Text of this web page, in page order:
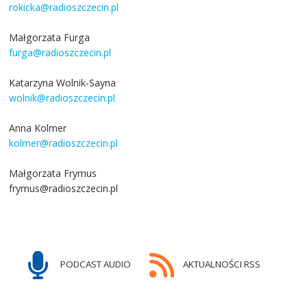
rokicka@radioszczecin.pl
Małgorzata Furga
furga@radioszczecin.pl
Katarzyna Wolnik-Sayna
wolnik@radioszczecin.pl
Anna Kolmer
kolmer@radioszczecin.pl
Małgorzata Frymus
frymus@radioszczecin.pl
PODCAST AUDIO AKTUALNOŚCI RSS